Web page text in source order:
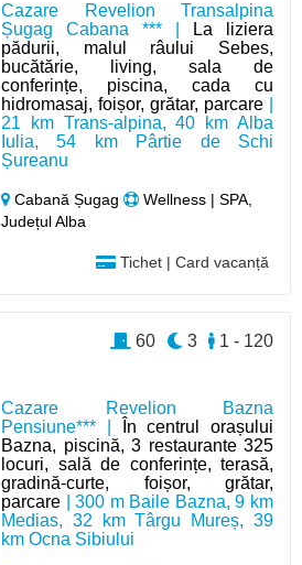
Cazare Revelion Transalpina
Șugag Cabana *** |
La liziera
pădurii, malul râului Sebes,
bucătărie, living, sala de
conferințe, piscina, cada cu
hidromasaj, foișor, grătar, parcare
21 km Trans-alpina, 40 km Alba
Iulia, 54 km Pârtie de Schi
Șureanu
Cabană Șugag
Wellness | SPA,
Județul Alba
Tichet | Card vacanță
Cazare Revelion Bazna
Pensiune*** |
În centrul orașului
Bazna, piscină, 3 restaurante 325
locuri, sală de conferințe, terasă,
gradină-curte, foișor, grătar,
parcare | 300 m Baile Bazna, 9 km
Medias, 32 km Târgu Mureș, 39
km Ocna Sibiului
1 - 120
3
60